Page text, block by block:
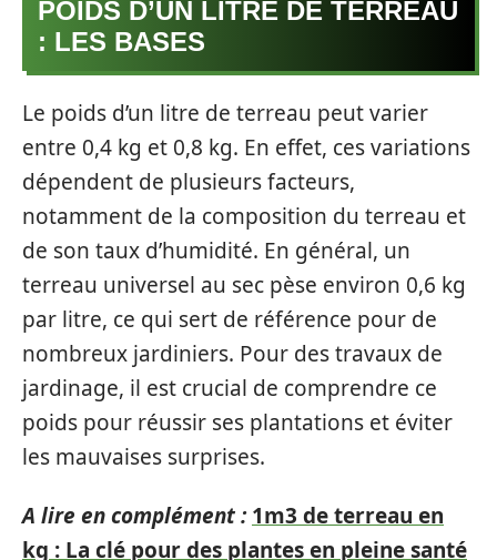
POIDS D’UN LITRE DE TERREAU
: LES BASES
Le poids d’un litre de terreau peut varier
entre 0,4 kg et 0,8 kg. En effet, ces variations
dépendent de plusieurs facteurs,
notamment de la composition du terreau et
de son taux d’humidité. En général, un
terreau universel au sec pèse environ 0,6 kg
par litre, ce qui sert de référence pour de
nombreux jardiniers. Pour des travaux de
jardinage, il est crucial de comprendre ce
poids pour réussir ses plantations et éviter
les mauvaises surprises.
A lire en complément : 1m3 de terreau en
kg : La clé pour des plantes en pleine santé